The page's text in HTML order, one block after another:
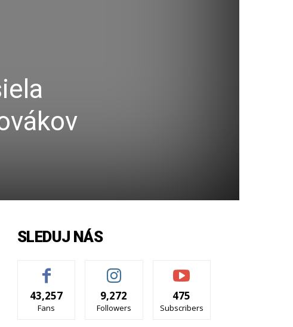
SLEDUJ NÁS
43,257
Fans
9,272
Followers
475
Subscribers